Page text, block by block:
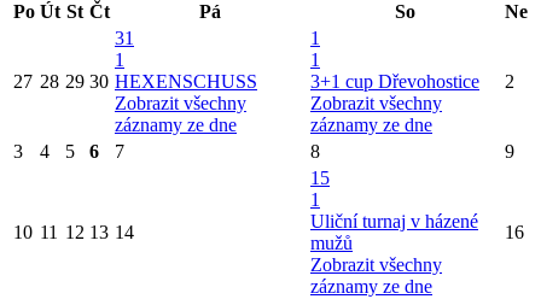
Po Út St Čt Pá So Ne
27 28 29 30
31
1
HEXENSCHUSS
Zobrazit všechny
záznamy ze dne
1
1
3+1 cup Dřevohostice
Zobrazit všechny
záznamy ze dne
2
3 4 5 6 7 8 9
10 11 12 13 14
15
1
Uliční turnaj v házené
mužů
Zobrazit všechny
záznamy ze dne
16